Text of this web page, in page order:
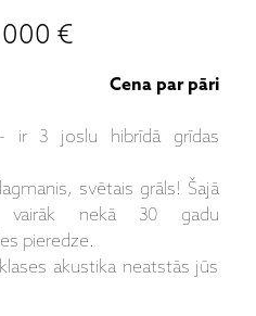
000 €
Cena par pāri
ir 3 joslu hibrīdā grīdas
svētais grāls! Šajā
vairāk nekā 30 gadu
pieredze.
akustika neatstās jūs